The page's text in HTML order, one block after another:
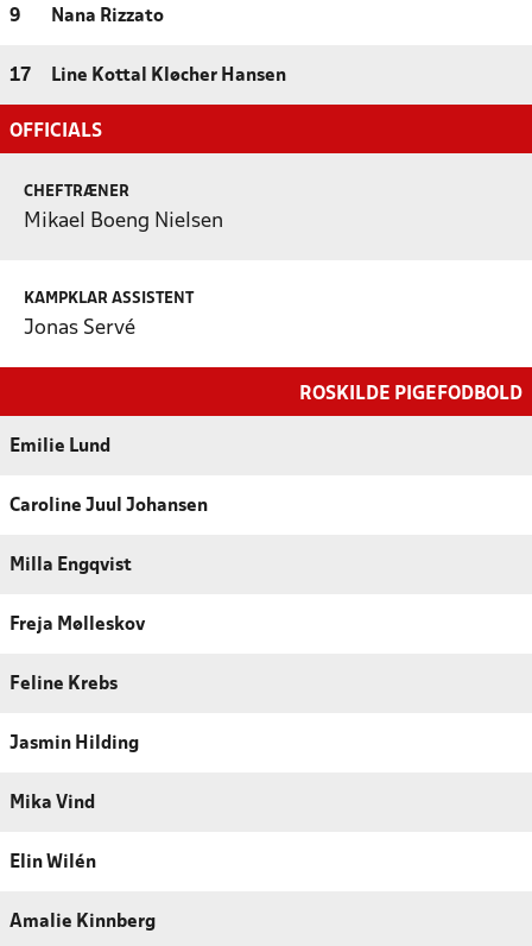
9 Nana Rizzato
17 Line Kottal Kløcher Hansen
OFFICIALS
CHEFTRÆNER
Mikael Boeng Nielsen
KAMPKLAR ASSISTENT
Jonas Servé
ROSKILDE PIGEFODBOLD
Emilie Lund
Caroline Juul Johansen
Milla Engqvist
Freja Mølleskov
Feline Krebs
Jasmin Hilding
Mika Vind
Elin Wilén
Amalie Kinnberg